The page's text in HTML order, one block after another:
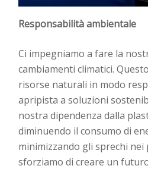
Responsabilità ambientale
Ci impegniamo a fare la
cambiamenti climatici.
risorse naturali in modo
apripista a soluzioni
nostra dipendenza dalla
diminuendo il consumo di
minimizzando gli sprechi
sforziamo di creare un